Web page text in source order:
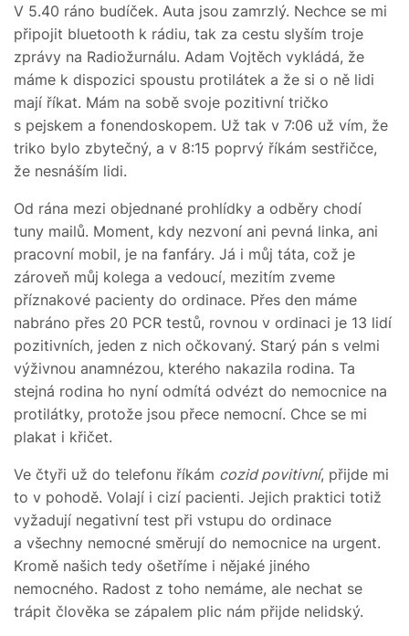
V 5.40 ráno budíček. Auta jsou zamrzlý. Nechce se mi
připojit bluetooth k rádiu, tak za cestu slyším troje
zprávy na Radiožurnálu. Adam Vojtěch vykládá, že
máme k dispozici spoustu protilátek a že si o ně lidi
mají říkat. Mám na sobě svoje pozitivní tričko
s pejskem a fonendoskopem. Už tak v 7:06 už vím, že
triko bylo zbytečný, a v 8:15 poprvý říkám sestřičce,
že nesnáším lidi.
Od rána mezi objednané prohlídky a odběry chodí
tuny mailů. Moment, kdy nezvoní ani pevná linka, ani
pracovní mobil, je na fanfáry. Já i můj táta, což je
zároveň můj kolega a vedoucí, mezitím zveme
příznakové pacienty do ordinace. Přes den máme
nabráno přes 20 PCR testů, rovnou v ordinaci je 13 lidí
pozitivních, jeden z nich očkovaný. Starý pán s velmi
výživnou anamnézou, kterého nakazila rodina. Ta
stejná rodina ho nyní odmítá odvézt do nemocnice na
protilátky, protože jsou přece nemocní. Chce se mi
plakat i křičet.
Ve čtyři už do telefonu říkám cozid povitivní, přijde mi
to v pohodě. Volají i cizí pacienti. Jejich praktici totiž
vyžadují negativní test při vstupu do ordinace
a všechny nemocné směrují do nemocnice na urgent.
Kromě našich tedy ošetříme i nějaké jiného
nemocného. Radost z toho nemáme, ale nechat se
trápit člověka se zápalem plic nám přijde nelidský.